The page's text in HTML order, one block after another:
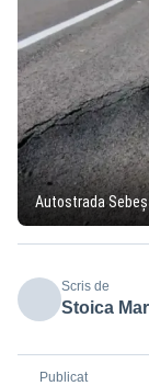
Autostrada Sebeș
Scris de
Stoica
Publicat